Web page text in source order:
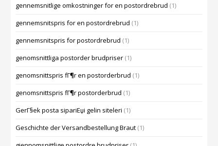
gennemsnitlige omkostninger for en postordrebrud (1)
gennemsnitspris for en postordrebrud (1)
gennemsnitspris for postordrebrud (1)
genomsnittliga postorder brudpriser (1)
genomsnittspris fГ¶r en postorderbrud (1)
genomsnittspris fГ¶r postorderbrud (1)
GerГ§ek posta sipariЕџi gelin siteleri (1)
Geschichte der Versandbestellung Braut (1)